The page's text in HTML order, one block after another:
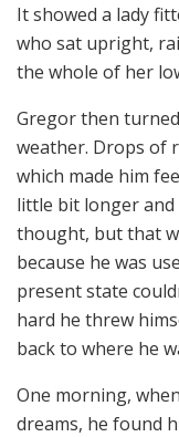
It showed a lady
who sat upright,
the whole of her
Gregor then
weather. Drops of
which made him
little bit longer and
thought, but that
because he was
present state
hard he threw
back to where he
One morning,
dreams, he found